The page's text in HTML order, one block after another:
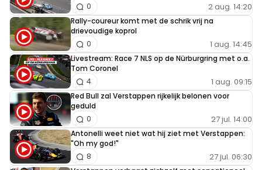
2 aug. 14:20
0
Rally-coureur komt met de schrik vrij na
drievoudige koprol
1 aug. 14:45
0
Livestream: Race 7 NLS op de Nürburgring met o.a.
Tom Coronel
1 aug. 09:15
4
Red Bull zal Verstappen rijkelijk belonen voor
geduld
27 jul. 14:00
0
Antonelli weet niet wat hij ziet met Verstappen:
"Oh my god!"
27 jul. 06:30
8